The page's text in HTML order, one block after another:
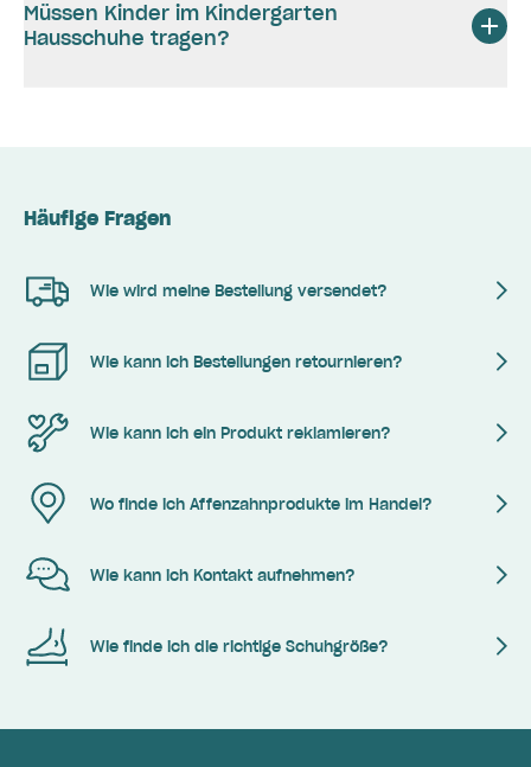
Müssen Kinder im Kindergarten
Hausschuhe tragen?
Häufige Fragen
Wie wird meine Bestellung versendet?
Wie kann ich Bestellungen retournieren?
Wie kann ich ein Produkt reklamieren?
Wo finde ich Affenzahnprodukte im Handel?
Wie kann ich Kontakt aufnehmen?
Wie finde ich die richtige Schuhgröße?